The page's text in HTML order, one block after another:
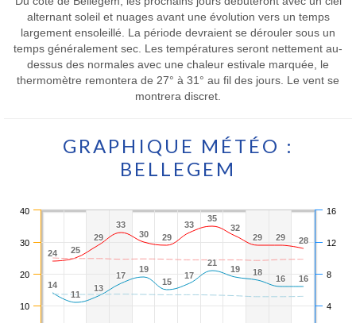
alternant soleil et nuages avant une évolution vers un temps
largement ensoleillé. La période devraient se dérouler sous un
temps généralement sec. Les températures seront nettement au-
dessus des normales avec une chaleur estivale marquée, le
thermomètre remontera de 27° à 31° au fil des jours. Le vent se
montrera discret.
GRAPHIQUE MÉTÉO :
BELLEGEM
24
24 25
25
29
29
33
33
30
30 29
29
33
33
35
35
32
32
29
29 29
29 28
28
14
14
11
11
13
13
17
17
19
19
15
15
17
17
21
21
19
19 18
18
16
16 16
16
10
20
30
40
4
8
12
16